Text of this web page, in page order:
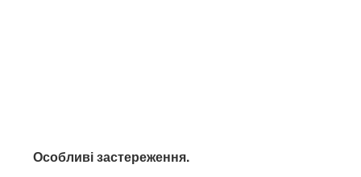
Особливі застереження.